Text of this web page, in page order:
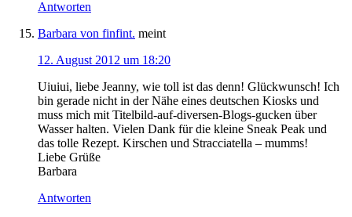
Antworten
Barbara von finfint. meint
12. August 2012 um 18:20
Uiuiui, liebe Jeanny, wie toll ist das denn! Glückwunsch! Ich
bin gerade nicht in der Nähe eines deutschen Kiosks und
muss mich mit Titelbild-auf-diversen-Blogs-gucken über
Wasser halten. Vielen Dank für die kleine Sneak Peak und
das tolle Rezept. Kirschen und Stracciatella – mumms!
Liebe Grüße
Barbara
Antworten